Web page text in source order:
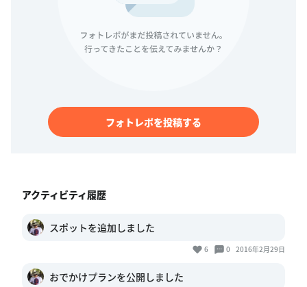
フォトレポを投稿する
アクティビティ履歴
スポットを追加しました
6 0 2016年2月29日
おでかけプランを公開しました